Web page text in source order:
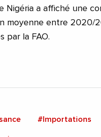
Nigéria a affiché une
moyenne entre 2020/
par la FAO.
#Importations